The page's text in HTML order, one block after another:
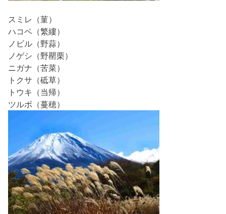
スミレ（菫）
ハコベ（繁縷）
ノビル（野蒜）
ノゲシ（野罌栗）
ニガナ（苦菜）
トクサ（砥草）
トウキ（当帰）
ツルボ（蔓穂）